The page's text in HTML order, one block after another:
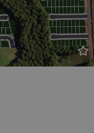
uvc
.addthis.com
_gcl_au